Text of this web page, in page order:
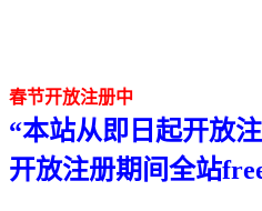
春节开放注册中
“本站从即日起开放
开放注册期间全站